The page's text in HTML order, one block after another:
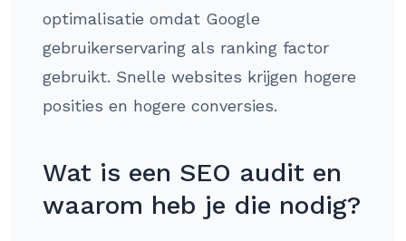
optimalisatie omdat Google
gebruikerservaring als ranking factor
gebruikt. Snelle websites krijgen hogere
posities en hogere conversies.
Wat is een SEO audit en
waarom heb je die nodig?